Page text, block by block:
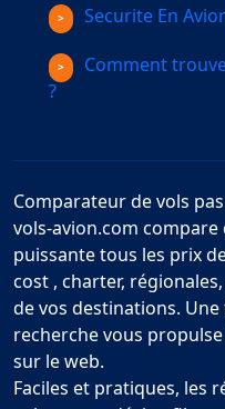
Securite En
Comment
?
Comparateur de vols
vols-avion.com compare
puissante tous les prix
cost , charter,
de vos destinations.
recherche vous
sur le web.
Faciles et pratiques, les